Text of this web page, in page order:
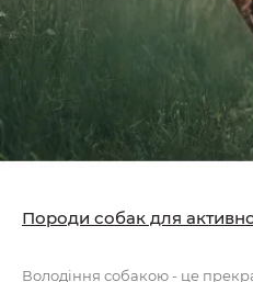
Породи собак для
Володіння собакою - це